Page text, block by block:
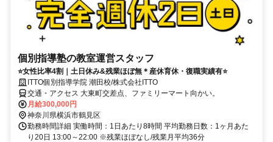
個別指導塾の教室運営スタッフ
⭐女性比率4割｜土日休み&残業ほぼ無＊産休育休・復職実績有⭐
ITTO個別指導学院 潮田校/株式会社ITTO
交通・アクセス 大東町交差点、ファミリーマート向かい。
月給300,000円
神奈川県横浜市鶴見区
勤務時間詳細 実働時間：1日あたり8時間 平均勤務日数：1ヶ月あた
り20日 13:00～22:00 ※残業ほぼなし/残業月平均36分